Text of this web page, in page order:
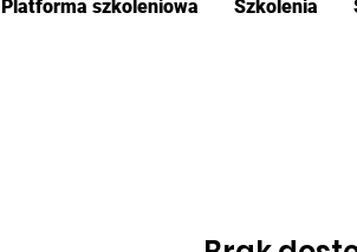
Platforma szkoleniowa Szkolenia